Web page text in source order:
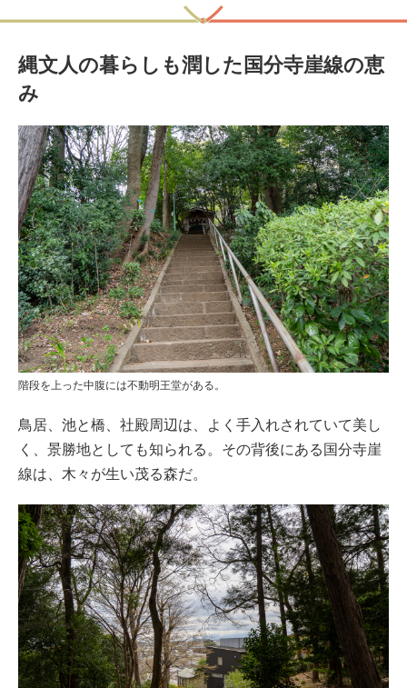
縄文人の暮らしも潤した国分寺崖線の恵
み
階段を上った中腹には不動明王堂がある。
鳥居、池と橋、社殿周辺は、よく手入れされていて美し
く、景勝地としても知られる。その背後にある国分寺崖
線は、木々が生い茂る森だ。